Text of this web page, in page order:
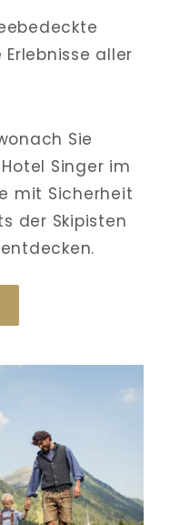
aller
Sie
Singer im
mit Sicherheit
der Skipisten